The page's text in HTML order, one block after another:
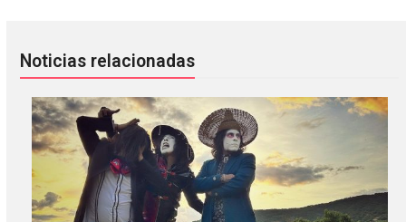
Noticias relacionadas